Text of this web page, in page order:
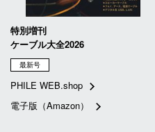
特別増刊
ケーブル大全2026
最新号
PHILE WEB.shop
電子版（Amazon）